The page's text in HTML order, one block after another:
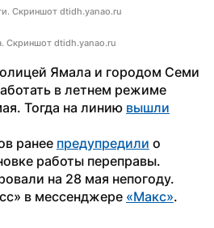
Скриншот dtidh.yanao.ru
Скриншот dtidh.yanao.ru
Ямала и городом Семи
в летнем режиме
Тогда на линию вышли
ранее предупредили о
работы переправы.
на 28 мая непогоду.
в мессенджере «Макс».